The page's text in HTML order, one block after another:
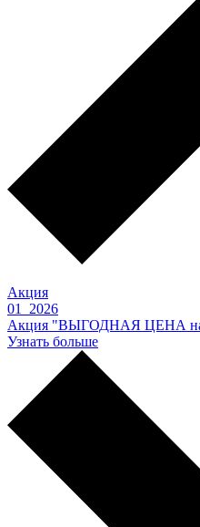
Акция
01 2026
Акция "ВЫГОДНАЯ ЦЕНА на
Узнать больше